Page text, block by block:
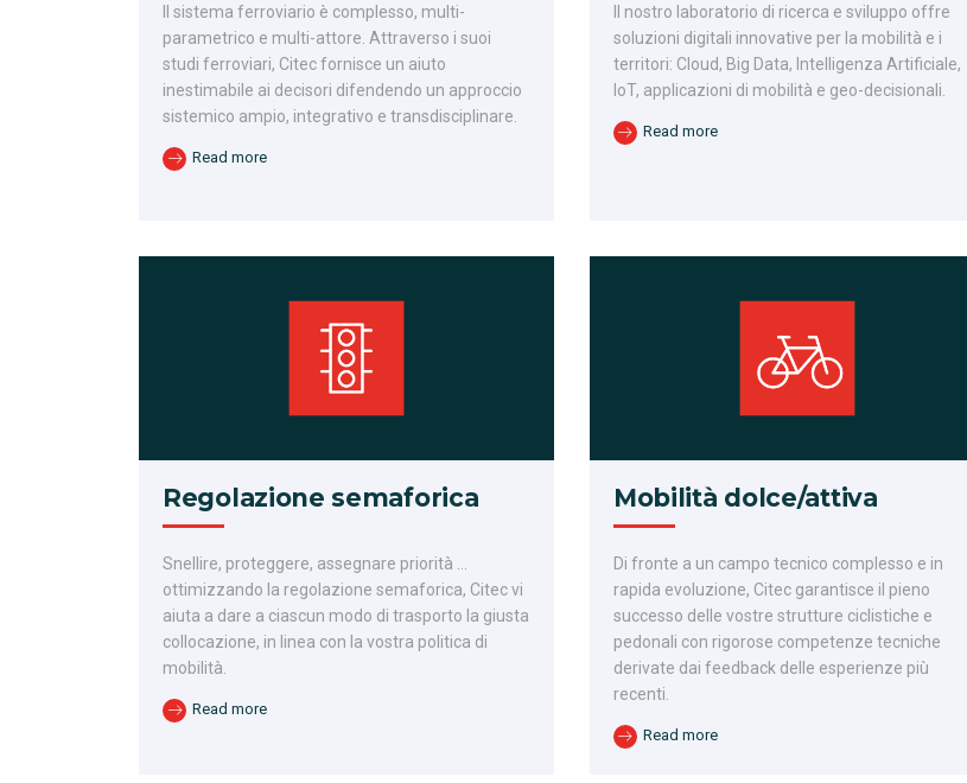
Il sistema ferroviario è complesso, multi-
parametrico e multi-attore. Attraverso i suoi
studi ferroviari, Citec fornisce un aiuto
inestimabile ai decisori difendendo un approccio
sistemico ampio, integrativo e transdisciplinare.
Read more
Il nostro laboratorio di ricerca e sviluppo offre
soluzioni digitali innovative per la mobilità e i
territori: Cloud, Big Data, Intelligenza Artificiale,
IoT, applicazioni di mobilità e geo-decisionali.
Read more
Regolazione semaforica
Snellire, proteggere, assegnare priorità …
ottimizzando la regolazione semaforica, Citec vi
aiuta a dare a ciascun modo di trasporto la giusta
collocazione, in linea con la vostra politica di
mobilità.
Read more
Mobilità dolce/attiva
Di fronte a un campo tecnico complesso e in
rapida evoluzione, Citec garantisce il pieno
successo delle vostre strutture ciclistiche e
pedonali con rigorose competenze tecniche
derivate dai feedback delle esperienze più
recenti.
Read more